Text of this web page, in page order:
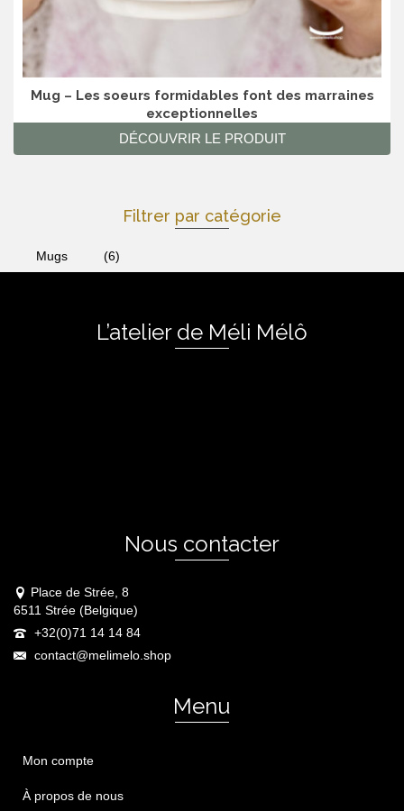
Mug – Les soeurs formidables font des marraines
exceptionnelles
DÉCOUVRIR LE PRODUIT
Filtrer par catégorie
Mugs (6)
L’atelier de Méli Mélô
Nous contacter
Place de Strée, 8
6511 Strée (Belgique)
+32(0)71 14 14 84
contact@melimelo.shop
Menu
Mon compte
À propos de nous